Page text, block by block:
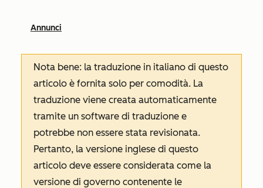
Annunci
Nota bene: la traduzione in italiano di questo
articolo è fornita solo per comodità. La
traduzione viene creata automaticamente
tramite un software di traduzione e
potrebbe non essere stata revisionata.
Pertanto, la versione inglese di questo
articolo deve essere considerata come la
versione di governo contenente le